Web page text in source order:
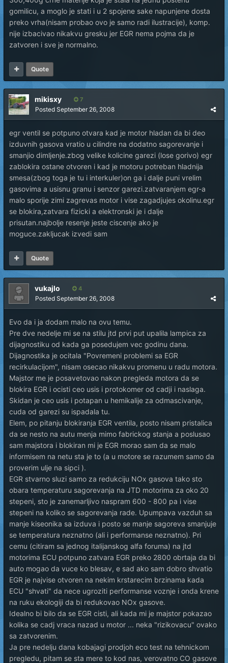
gomilicu, a moglo je stati i u 2 spojene sake napunjene dosta
preko vrha(nisam probao ovo je samo radi ilustracije), komp.
nije izbacivao nikakvu gresku jer EGR nema pojma da je
zatvoren i sve je normalno.
Quote
mikisxy 7
Posted September 26, 2008
egr ventil se potpuno otvara kad je motor hladan da bi deo
izduvnih gasova vratio u cilindre na dodatno sagorevanje i
smanjio dimljenje.zbog velike kolicine garezi (lose gorivo) egr
zablokira ostane otvoren i kad je motoru potreban hladnija
smesa(zbog toga je tu i interkuler)on ga i dalje puni vrelim
gasovima a usisnu granu i senzor garezi.zatvaranjem egr-a
malo sporije zimi zagrevas motor i vise zagadjujes okolinu.egr
se blokira,zatvara fizicki a elektronski je i dalje
prisutan.najbolje resenje jeste ciscenje ako je
moguce.zakljucak izvedi sam
Quote
vukajlo 4
Posted September 26, 2008
Evo da i ja dodam malo na ovu temu.
Pre dve nedelje mi se na stilu jtd prvi put upalila lampica za
dijagnostiku od kada ga posedujem vec godinu dana.
Dijagnostika je ocitala "Povremeni problemi sa EGR
recirkulacijom", nisam osecao nikakvu promenu u radu motora.
Majstor me je posavetovao nakon pregleda motora da se
blokira EGR i ocisti ceo usis i protokomer od cadji i naslaga.
Skidan je ceo usis i potapan u hemikalije za odmascivanje,
cuda od garezi su ispadala tu.
Elem, po pitanju blokiranja EGR ventila, posto nisam pristalica
da se nesto na autu menja mimo fabrickog stanja a poslusao
sam majstora i blokiran mi je EGR morao sam da se malo
informisem na netu sta je to (a u motore se razumem samo da
proverim ulje na sipci ).
EGR stvarno sluzi samo za redukciju NOx gasova tako sto
obara temperaturu sagorevanja na JTD motorima za oko 20
stepeni, sto je zanemarljivo naspram 600 - 800 pa i vise
stepeni na koliko se sagorevanja rade. Upumpava vazduh sa
manje kiseonika sa izduva i posto se manje sagoreva smanjuje
se temperatura neznatno (ali i performanse neznatno). Pri
cemu (citiram sa jednog italijanskog alfa foruma) na jtd
motorima ECU potpuno zatvara EGR preko 2800 obrtaja da bi
auto mogao da vuce ko blesav, e sad ako sam dobro shvatio
EGR je najvise otvoren na nekim krstarecim brzinama kada
ECU "shvati" da nece ugroziti performanse voznje i onda krene
na ruku ekologiji da bi redukovao NOx gasove.
Idealno bi bilo da se EGR cisti, ali kada mi je majstor pokazao
kolika se cadj vraca nazad u motor ... neka "rizikovacu" ovako
sa zatvorenim.
Ja pre nedelju dana kobajagi prodjoh eco test na tehnickom
pregledu, pitam se sta mere to kod nas, verovatno CO gasove